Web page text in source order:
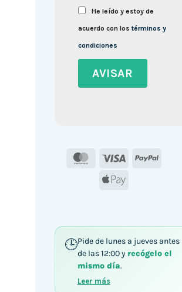
He leído y estoy de
acuerdo con lostérminos y
condiciones
MasterCard
Visa
PayPal
Apple
Pide de lunes a jueves antes
de las 12:00 y recógelo el
mismo día.
Leer más